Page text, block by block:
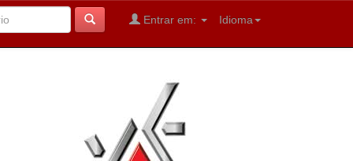
Idioma
Entrar em: